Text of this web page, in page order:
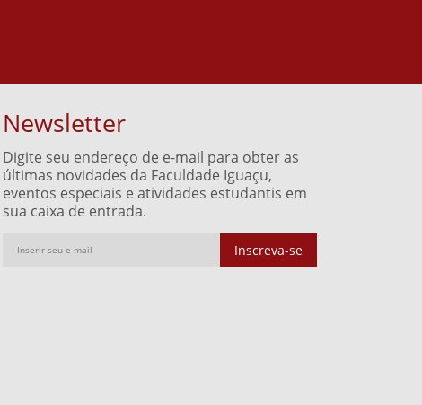
Newsletter
Digite seu endereço de e-mail para obter as
últimas novidades da Faculdade Iguaçu,
eventos especiais e atividades estudantis em
sua caixa de entrada.
Inscreva-se